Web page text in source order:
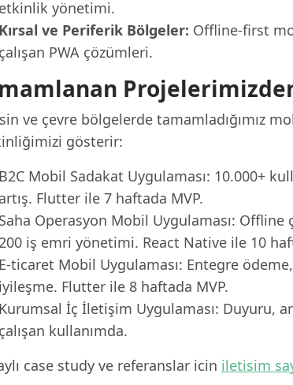
etkinlik yönetimi.
Kırsal ve Periferik Bölgeler: Offline-first
çalışan PWA çözümleri.
ve çevre bölgelerde tamamladığımız
gösterir:
B2C Mobil Sadakat Uygulaması: 10.000+
artış. Flutter ile 7 haftada MVP.
Saha Operasyon Mobil Uygulaması:
iş emri yönetimi. React Native ile 10
E-ticaret Mobil Uygulaması: Entegre
iyileşme. Flutter ile 8 haftada MVP.
Kurumsal İç İletişim Uygulaması: Duyuru,
çalışan kullanımda.
case study ve referanslar icin iletisim